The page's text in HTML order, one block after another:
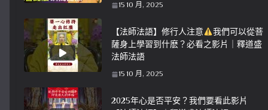
15 10 月, 2025
【法師法語】修行人注意
我們可以從菩
薩身上學習到什麽？必看之影片｜釋道盛
法師法語
15 10 月, 2025
2025年心是否平安？我們要看此影片